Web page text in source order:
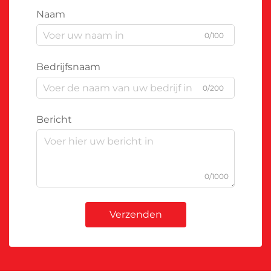
Naam
0/100
Bedrijfsnaam
0/200
Bericht
0/1000
Verzenden